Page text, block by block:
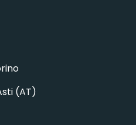
(AT)